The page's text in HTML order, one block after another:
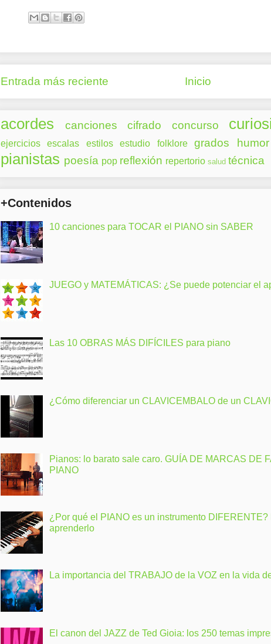
Entrada más reciente Inicio
acordes canciones cifrado concurso
ejercicios escalas estilos estudio folklore grados humor
pianistas poesía pop reflexión repertorio salud técnica
+Contenidos
10 canciones para TOCAR el PIANO sin SABER
JUEGO y MATEMÁTICAS: ¿Se puede potenciar el
Las 10 OBRAS MÁS DIFÍCILES para piano
¿Cómo diferenciar un CLAVICEMBALO de un
Pianos: lo barato sale caro. GUÍA DE MARCAS DE
PIANO
¿Por qué el PIANO es un instrumento
aprenderlo
La importancia del TRABAJO de la VOZ en la vida
El canon del JAZZ de Ted Gioia: los 250 temas